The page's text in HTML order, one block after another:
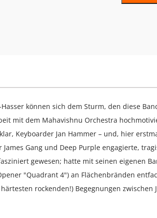
können sich dem Sturm, den diese
mit dem Mahavishnu Orchestra
Keyboarder Jan Hammer – und, hier
Gang und Deep Purple engagierte,
gewesen; hatte mit seinen eigenen
"Quadrant 4") an Flächenbränden
rockenden!) Begegnungen zwischen